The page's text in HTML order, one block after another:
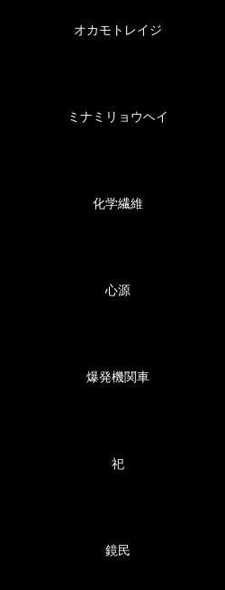
オカモトレイジ
ミナミリョウヘイ
化学繊維
心源
爆発機関車
祀
鏡民